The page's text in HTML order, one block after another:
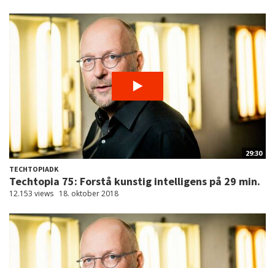
29:30
TECHTOPIADK
Techtopia 75: Forstå kunstig intelligens på 29 min.
12.153 views 18. oktober 2018